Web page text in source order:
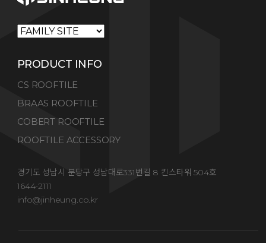
PRODUCT INFO
CS ROOFTILE
BRAAS ROOFTILE
COBERT ROOFTILE
ROOFTILE ACCESSORY
경기도 성남시 분당구 성남대로331번길 8 킨스타워 504호
1644-2111
info@jinheung.co.kr